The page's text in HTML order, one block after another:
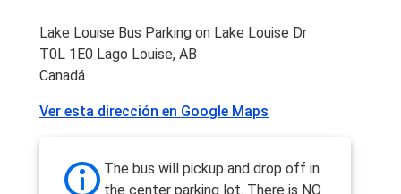
Lake Louise Bus Parking on Lake Louise Dr
T0L 1E0 Lago Louise, AB
Canadá
Ver esta dirección en Google Maps
The bus will pickup and drop off in
the center parking lot. There is NO